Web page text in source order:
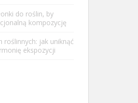
do roślin, by
kompozycję
roślinnych: jak uniknąć
ekspozycji